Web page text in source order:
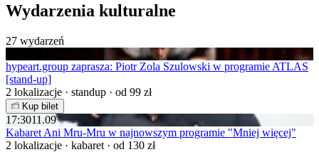
Wydarzenia kulturalne
27 wydarzeń
hypeart.group zaprasza: Piotr Zola Szulowski w programie ATLAS
[stand-up]
2 lokalizacje · standup · od 99 zł
Kup bilet
17:3011.09
Kabaret Ani Mru-Mru w najnowszym programie "Mniej więcej"
2 lokalizacje · kabaret · od 130 zł